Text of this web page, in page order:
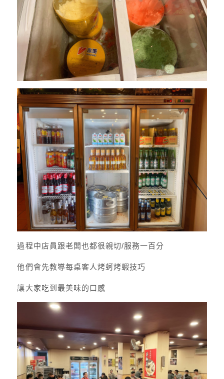
過程中店員跟老闆也都很親切/服務一百分
他們會先教導每桌客人烤蚵烤蝦技巧
讓大家吃到最美味的口感